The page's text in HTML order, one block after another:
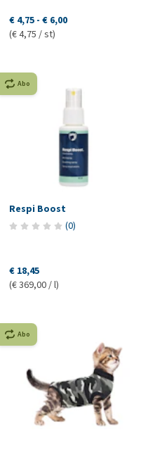
€ 4,75 - € 6,00
(€ 4,75 / st)
Abo
Respi Boost
(0)
€ 18,45
(€ 369,00 / l)
Abo